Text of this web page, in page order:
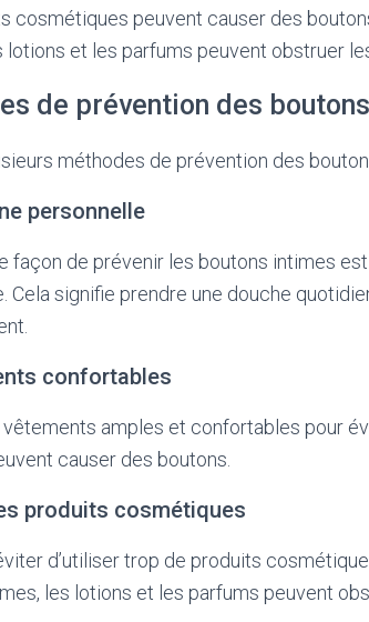
cosmétiques peuvent causer des
lotions et les parfums peuvent obstruer
de prévention des
méthodes de prévention des
personnelle
façon de prévenir les boutons intimes
Cela signifie prendre une douche
confortables
amples et confortables pour
causer des boutons.
produits cosmétiques
d’utiliser trop de produits
les lotions et les parfums peuvent